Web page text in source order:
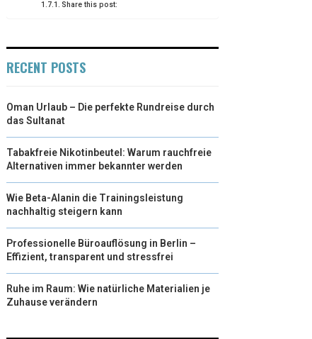
Share this post:
RECENT POSTS
Oman Urlaub – Die perfekte Rundreise durch
das Sultanat
Tabakfreie Nikotinbeutel: Warum rauchfreie
Alternativen immer bekannter werden
Wie Beta-Alanin die Trainingsleistung
nachhaltig steigern kann
Professionelle Büroauflösung in Berlin –
Effizient, transparent und stressfrei
Ruhe im Raum: Wie natürliche Materialien je
Zuhause verändern